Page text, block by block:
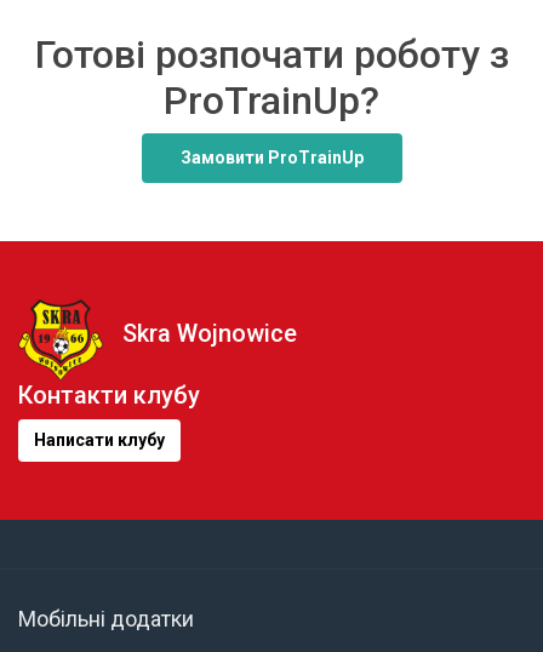
Готові розпочати роботу з
ProTrainUp?
Замовити ProTrainUp
Skra Wojnowice
Контакти клубу
Написати клубу
Мобільні додатки